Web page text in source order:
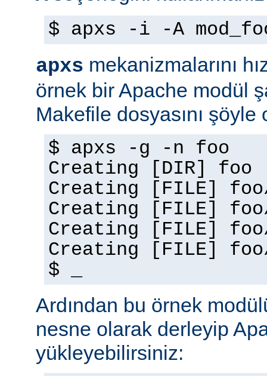
$ apxs -i -A
apxs mekanizmalarını
örnek bir Apache modül
Makefile dosyasını
$ apxs -g -n foo
Creating [DIR] foo
Creating [FILE]
Creating [FILE] foo/
Creating [FILE]
Creating [FILE]
$ _
Ardından bu örnek
nesne olarak derleyip
yükleyebilirsiniz: